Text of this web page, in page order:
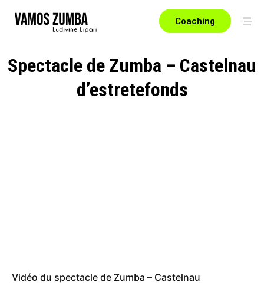
Coaching
Spectacle de Zumba – Castelnau
d’estretefonds
Vidéo du spectacle de Zumba – Castelnau